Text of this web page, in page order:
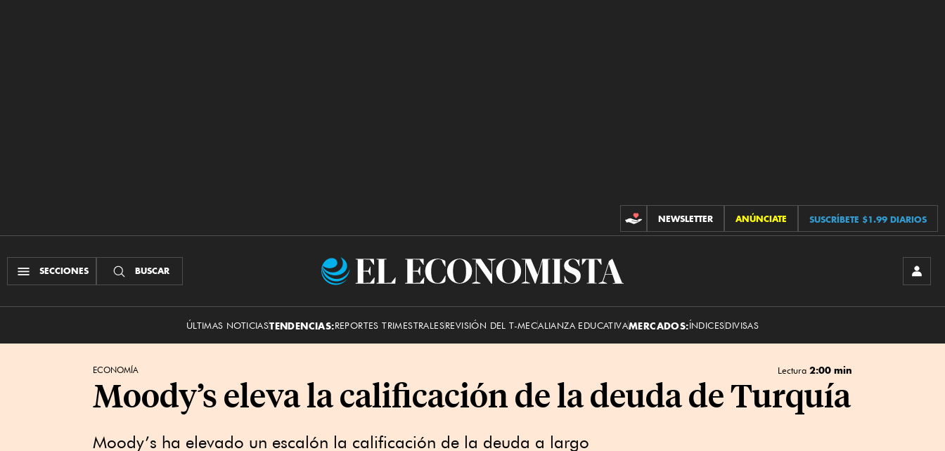
CONTRIBUCIONES
NEWSLETTER ANÚNCIATE SUSCRÍBETE $1.99 DIARIOS
SECCIONES BUSCAR
El
ÚLTIMAS NOTICIASTENDENCIAS:REPORTES TRIMESTRALESREVISIÓN DEL T-MECALIANZA EDUCATIVAMERCADOS:ÍNDICESDIVISAS
ECONOMÍA Lectura 2:00 min
Moody’s eleva la calificación de la deuda de Turquía
Moody’s ha elevado un escalón la calificación de la deuda a largo